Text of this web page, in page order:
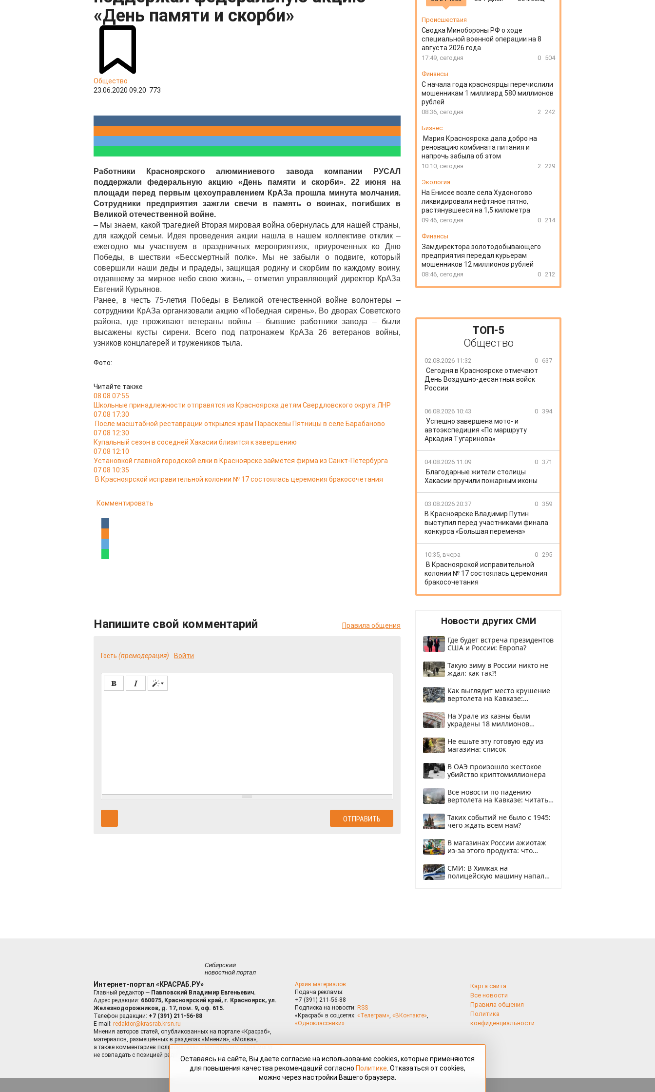
«День памяти и скорби»
Общество
23.06.2020 09:20 773
Работники Красноярского алюминиевого завода компании РУСАЛ
поддержали федеральную акцию «День памяти и скорби». 22 июня на
площади перед первым цехоуправлением КрАЗа прошла минута молчания.
Сотрудники предприятия зажгли свечи в память о воинах, погибших в
Великой отечественной войне.
– Мы знаем, какой трагедией Вторая мировая война обернулась для нашей страны,
для каждой семьи. Идея проведения акции нашла в нашем коллективе отклик –
ежегодно мы участвуем в праздничных мероприятиях, приуроченных ко Дню
Победы, в шествии «Бессмертный полк». Мы не забыли о подвиге, который
совершили наши деды и прадеды, защищая родину и скорбим по каждому воину,
отдавшему за мирное небо свою жизнь, – отметил управляющий директор КрАЗа
Евгений Курьянов.
Ранее, в честь 75-летия Победы в Великой отечественной войне волонтеры –
сотрудники КрАЗа организовали акцию «Победная сирень». Во дворах Советского
района, где проживают ветераны войны – бывшие работники завода – были
высажены кусты сирени. Всего под патронажем КрАЗа 26 ветеранов войны,
узников концлагерей и тружеников тыла.
Фото:
Читайте также
08.08 07:55
Школьные принадлежности отправятся из Красноярска детям Свердловского округа ЛНР
07.08 17:30
После масштабной реставрации открылся храм Параскевы Пятницы в селе Барабаново
07.08 12:30
Купальный сезон в соседней Хакасии близится к завершению
07.08 12:10
Установкой главной городской ёлки в Красноярске займётся фирма из Санкт-Петербурга
07.08 10:35
В Красноярской исправительной колонии № 17 состоялась церемония бракосочетания
Комментировать
Напишите свой комментарий Правила общения
Гость (премодерация) Войти
Происшествия
Сводка Минобороны РФ о ходе
специальной военной операции на 8
августа 2026 года
17:49, сегодня 0 504
Финансы
С начала года красноярцы перечислили
мошенникам 1 миллиард 580 миллионов
рублей
08:36, сегодня 2 242
Бизнес
Мэрия Красноярска дала добро на
реновацию комбината питания и
напрочь забыла об этом
10:10, сегодня 2 229
Экология
На Енисее возле села Худоногово
ликвидировали нефтяное пятно,
растянувшееся на 1,5 километра
09:46, сегодня 0 214
Финансы
Замдиректора золотодобывающего
предприятия передал курьерам
мошенников 12 миллионов рублей
08:46, сегодня 0 212
ТОП-5
Общество
02.08.2026 11:32 0 637
Сегодня в Красноярске отмечают
День Воздушно-десантных войск
России
06.08.2026 10:43 0 394
Успешно завершена мото- и
автоэкспедиция «По маршруту
Аркадия Тугаринова»
04.08.2026 11:09 0 371
Благодарные жители столицы
Хакасии вручили пожарным иконы
03.08.2026 20:37 0 359
В Красноярске Владимир Путин
выступил перед участниками финала
конкурса «Большая перемена»
10:35, вчера 0 295
В Красноярской исправительной
колонии № 17 состоялась церемония
бракосочетания
Новости других СМИ
Где будет встреча президентов
США и России: Европа?
Такую зиму в России никто не
ждал: как так?!
Как выглядит место крушение
вертолета на Кавказе:
На Урале из казны были
украдены 18 миллионов
Не ешьте эту готовую еду из
магазина: список
В ОАЭ произошло жестокое
убийство криптомиллионера
Все новости по падению
вертолета на Кавказе: читать
Таких событий не было с 1945:
чего ждать всем нам?
В магазинах России ажиотаж
из-за этого продукта: что
СМИ: В Химках на
полицейскую машину напали
Сибирский
новостной портал
Интернет-портал «КРАСРАБ.РУ»
Главный редактор — Павловский Владимир Евгеньевич.
Адрес редакции: 660075, Красноярский край, г. Красноярск, ул.
Железнодорожников, д. 17, пом. 9, оф. 615.
Телефон редакции: +7 (391) 211-56-88
E-mail: redaktor@krasrab.krsn.ru
Мнения авторов статей, опубликованных на портале «Красраб»,
материалов, размещённых в разделах «Мнения», «Молва»,
а также комментариев пользователей к материалам сайта могут
не совпадать с позицией редакции.
Архив материалов
Подача рекламы:
+7 (391) 211-56-88
Подписка на новости: RSS
«Красраб» в соцсетях: «Телеграм», «ВКонтакте»,
«Одноклассники»
Карта сайта
Все новости
Правила общения
Политика
конфиденциальности
Оставаясь на сайте, Вы даете согласие на использование cookies, которые применяются
для повышения качества рекомендаций согласно Политике . Отказаться от cookies,
можно через настройки Вашего браузера.